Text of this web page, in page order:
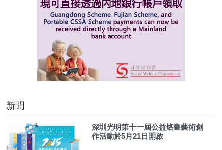
新聞
深圳光明第十一屆公益烙畫藝術創
作活動於5月21日開啟